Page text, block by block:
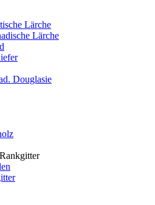
Lärche
Lärche
Douglasie